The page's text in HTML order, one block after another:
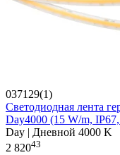
037129(1)
Светодиодная лента
Day4000 (15 W/m,
Day | Дневной 4000 K
2 82043